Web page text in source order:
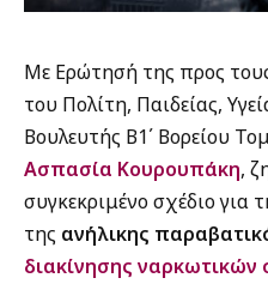
Με Ερώτησή της προς
του Πολίτη, Παιδείας,
Βουλευτής Β1΄ Βορείου
Ασπασία Κουρουπάκη,
συγκεκριμένο σχέδιο για
της ανήλικης
διακίνησης ναρκωτικών